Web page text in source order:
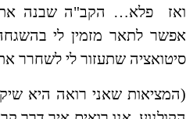
ואז פלא… הקב"ה שבנה את
אפשר לתאר מזמין לי
סיטואציה שתעזור לי לשחרר
(המציאות שאני רואה היא